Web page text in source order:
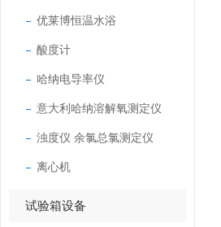
优莱博恒温水浴
酸度计
哈纳电导率仪
意大利哈纳溶解氧测定仪
浊度仪 余氯总氯测定仪
离心机
试验箱设备